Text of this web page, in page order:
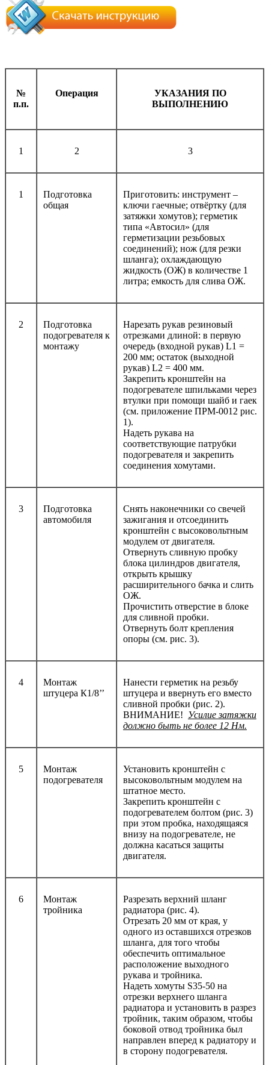
№
п.п.
Операция
УКАЗАНИЯ ПО
ВЫПОЛНЕНИЮ
1 2 3
1
Подготовка
общая
Приготовить: инструмент –
ключи гаечные; отвёртку (для
затяжки хомутов); герметик
типа «Автосил» (для
герметизации резьбовых
соединений); нож (для резки
шланга); охлаждающую
жидкость (ОЖ) в количестве 1
литра; емкость для слива ОЖ.
2
Подготовка
подогревателя к
монтажу
Нарезать рукав резиновый
отрезками длиной: в первую
очередь (входной рукав) L1 =
200 мм; остаток (выходной
рукав) L2 = 400 мм.
Закрепить кронштейн на
подогревателе шпильками через
втулки при помощи шайб и гаек
(см. приложение ПРМ-0012 рис.
1).
Надеть рукава на
соответствующие патрубки
подогревателя и закрепить
соединения хомутами.
3
Подготовка
автомобиля
Снять наконечники со свечей
зажигания и отсоединить
кронштейн с высоковольтным
модулем от двигателя.
Отвернуть сливную пробку
блока цилиндров двигателя,
открыть крышку
расширительного бачка и слить
ОЖ.
Прочистить отверстие в блоке
для сливной пробки.
Отвернуть болт крепления
опоры (см. рис. 3).
4
Монтаж
штуцера К1/8’’
Нанести герметик на резьбу
штуцера и ввернуть его вместо
сливной пробки (рис. 2).
ВНИМАНИЕ! Усилие затяжки
должно быть не более 12 Нм.
5
Монтаж
подогревателя
Установить кронштейн с
высоковольтным модулем на
штатное место.
Закрепить кронштейн с
подогревателем болтом (рис. 3)
при этом пробка, находящаяся
внизу на подогревателе, не
должна касаться защиты
двигателя.
6
Монтаж
тройника
Разрезать верхний шланг
радиатора (рис. 4).
Отрезать 20 мм от края, у
одного из оставшихся отрезков
шланга, для того чтобы
обеспечить оптимальное
расположение выходного
рукава и тройника.
Надеть хомуты S35-50 на
отрезки верхнего шланга
радиатора и установить в разрез
тройник, таким образом, чтобы
боковой отвод тройника был
направлен вперед к радиатору и
в сторону подогревателя.